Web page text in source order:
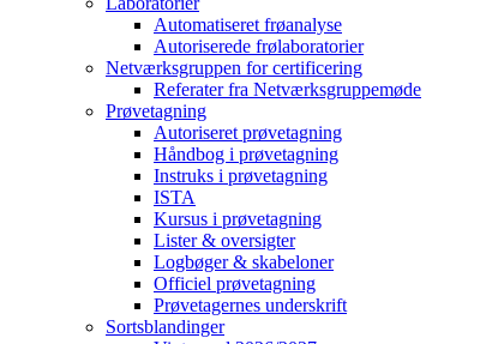
Automatiseret frøanalyse
Autoriserede frølaboratorier
Netværksgruppen for certificering
Referater fra Netværksgruppemøde
Prøvetagning
Autoriseret prøvetagning
Håndbog i prøvetagning
Instruks i prøvetagning
ISTA
Kursus i prøvetagning
Lister & oversigter
Logbøger & skabeloner
Officiel prøvetagning
Prøvetagernes underskrift
Sortsblandinger